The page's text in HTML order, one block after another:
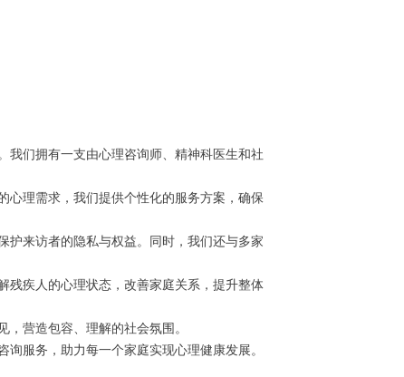
我们拥有一支由心理咨询师、精神科医生和社
心理需求，我们提供个性化的服务方案，确保
护来访者的隐私与权益。同时，我们还与多家
残疾人的心理状态，改善家庭关系，提升整体
营造包容、理解的社会氛围。
服务，助力每一个家庭实现心理健康发展。